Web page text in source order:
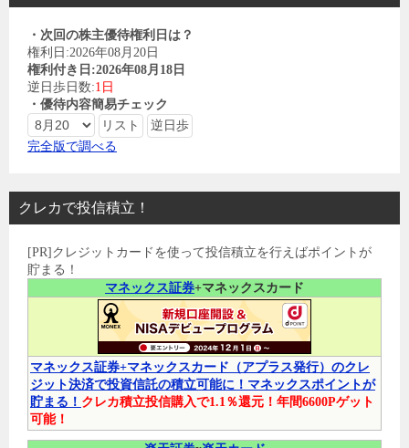
・次回の株主優待権利日は？
権利日:2026年08月20日
権利付き日:2026年08月18日
逆日歩日数:1日
・優待内容簡易チェック
完全版で調べる
クレカで投信積立！
[PR]クレジットカードを使って投信積立を行えばポイントが
貯まる！
マネックス証券+マネックスカード
マネックス証券+マネックスカード（アプラス発行）のクレ
ジット決済で投資信託の積立可能に！マネックスポイントが
貯まる！ クレカ積立投信購入で1.1％還元！年間6600Pゲット
可能！